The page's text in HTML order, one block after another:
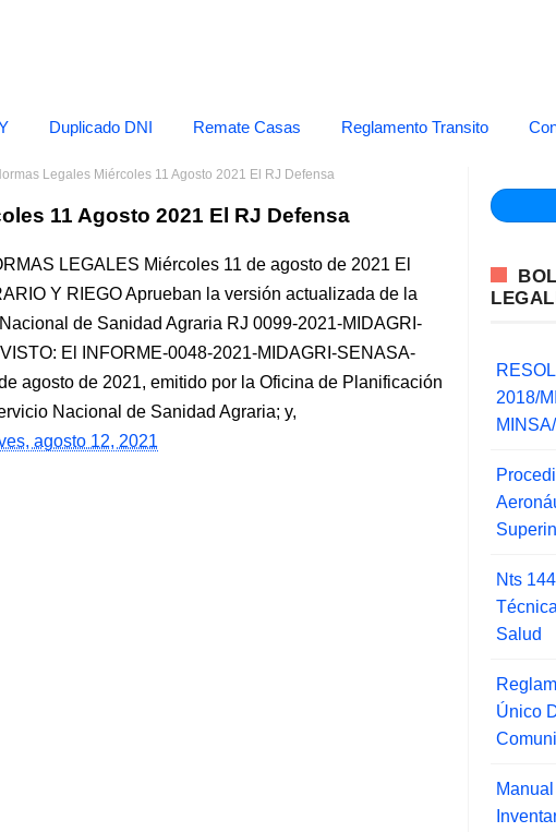
Duplicado DNI Remate Casas Reglamento Transito
Legales Miércoles 11 Agosto 2021 El RJ Defensa
11 Agosto 2021 El RJ Defensa
LEGALES Miércoles 11 de agosto de 2021 El
Y RIEGO Aprueban la versión actualizada de la
de Sanidad Agraria RJ 0099-2021-MIDAGRI-
El INFORME-0048-2021-MIDAGRI-SENASA-
agosto de 2021, emitido por la Oficina de Planificación
Nacional de Sanidad Agraria; y,
agosto 12, 2021
2018/
Nts
Salud
Único